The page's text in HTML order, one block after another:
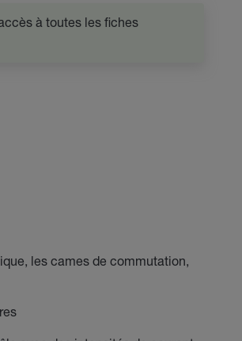
à toutes les fiches
les cames de commutation,